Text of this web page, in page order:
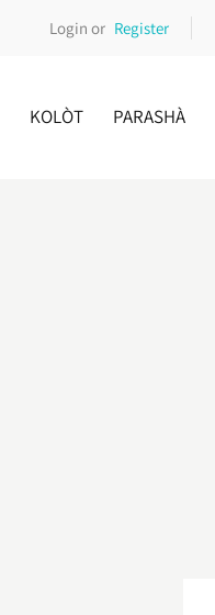
Login or Register
KOLÒT PARASHÀ